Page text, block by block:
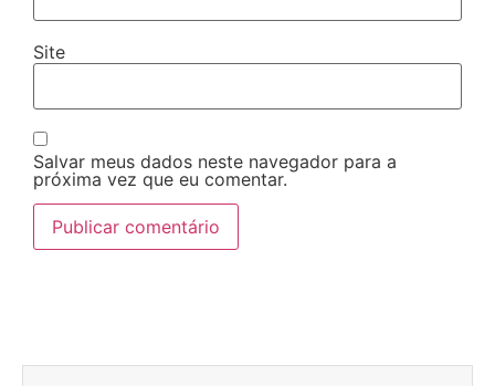
Site
Salvar meus dados neste navegador para a
próxima vez que eu comentar.